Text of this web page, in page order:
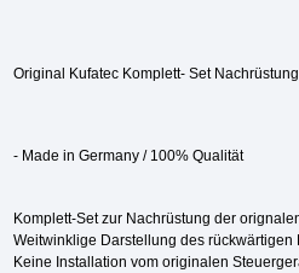
Original Kufatec Komplett- Set
- Made in Germany / 100% Qualität
Komplett-Set zur Nachrüstung der
Weitwinklige Darstellung des rückwärtigen
Keine Installation vom originalen